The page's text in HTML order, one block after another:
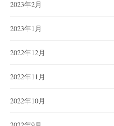
2023年2月
2023年1月
2022年12月
2022年11月
2022年10月